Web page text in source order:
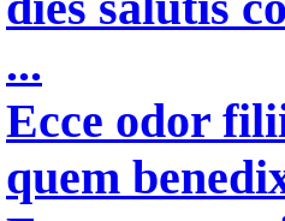
...
Ecce odor
quem